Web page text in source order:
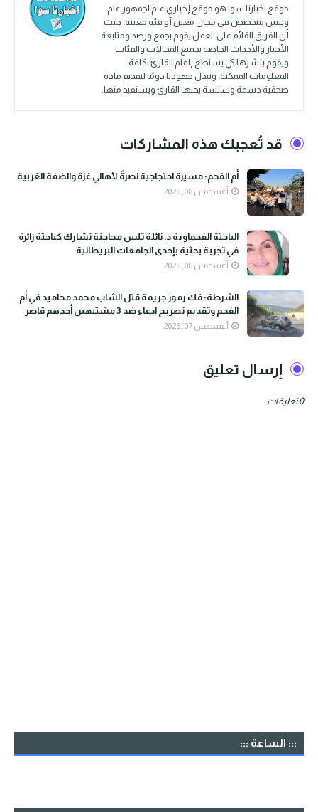
موقع اخبارنا سوا هو موقع إخباري عام لجمهور عام
وليس متخصص في مجال معين أو فئة معينة، حيث
أن الفريق القائم على العمل يقوم بجمع ورصد ومتابعة
الأخبار والأحداث الخاصة بجميع المجالات والفئات
ويقوم بنشرها كي يستطع إلمام القارئ بكافة
المعلومات الممكنة، ونبذل جهودنا دومًا لتقديم مادة
صحفية دسمة وسلسة يحبها القارئ ويستفيد منها.
قد تُعجبك هذه المشاركات
أم الفحم: مسيرة احتجاجية نصرةً لأهالي غزة والضفة الغربية
أغسطس 08, 2026
الباحثة الفحماوية د. نائلة تلس محاجنة تشارك كباحثة زائرة
في تجربة بحثية بإحدى الجامعات البريطانية
أغسطس 08, 2026
الشرطة: فك رموز جريمة قتل الشاب محمد محاميد في أم
الفحم وتقديم تصريح ادعاء ضد 3 مشتبهين أحدهم قاصر
أغسطس 07, 2026
إرسال تعليق
0 تعليقات
::: الساعة :::